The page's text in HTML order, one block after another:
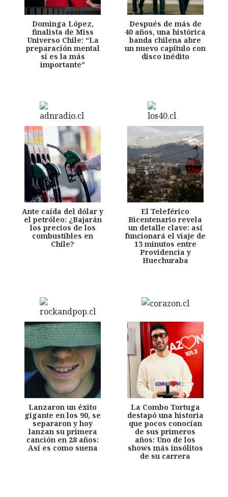
Dominga López,
finalista de Miss
Universo Chile: “La
preparación mental
sí es la más
importante”
Después de más de
40 años, una histórica
banda chilena abre
un nuevo capítulo con
disco inédito
Ante caída del dólar y
el petróleo: ¿Bajarán
los precios de los
combustibles en
Chile?
El Teleférico
Bicentenario revela
un detalle clave: así
funcionará el viaje de
13 minutos entre
Providencia y
Huechuraba
Lanzaron un éxito
gigante en los 90, se
separaron y hoy
lanzan su primera
canción en 28 años:
Así es como suena
La Combo Tortuga
destapó una historia
que pocos conocían
de sus primeros
años: Uno de los
shows más insólitos
de su carrera